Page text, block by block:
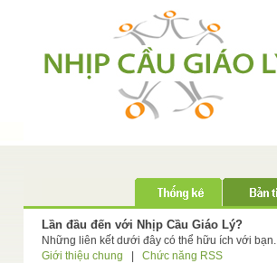
Lần đầu đến với Nhịp Cầu Giáo Lý?
Những liên kết dưới đây có thể hữu ích với bạn.
Giới thiệu chung
Chức năng RSS